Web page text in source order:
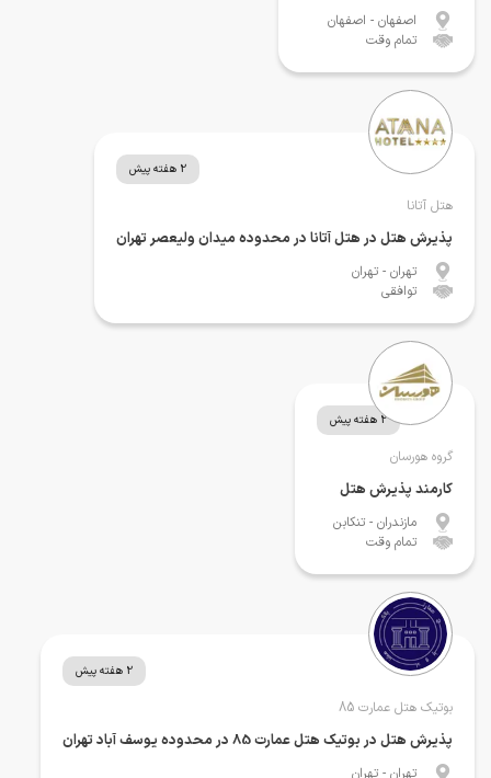
اصفهان - اصفهان
تمام وقت
2 هفته پیش
هتل آتانا
پذیرش هتل در هتل آتانا در محدوده میدان ولیعصر تهران
تهران - تهران
توافقی
2 هفته پیش
گروه هورسان
کارمند پذیرش هتل
مازندران - تنکابن
تمام وقت
2 هفته پیش
بوتیک هتل عمارت 85
پذیرش هتل در بوتیک هتل عمارت 85 در محدوده یوسف آباد تهران
تهران - تهران